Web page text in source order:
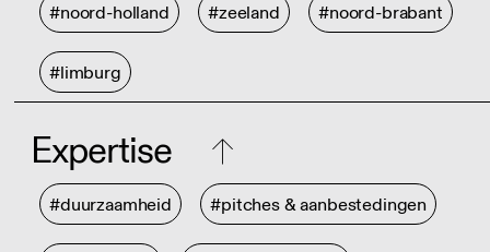
#noord-holland #zeeland #noord-brabant
#limburg
Expertise
#duurzaamheid #pitches & aanbestedingen